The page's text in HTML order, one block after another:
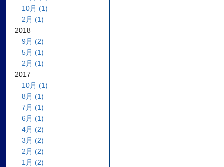
10月 (1)
2月 (1)
2018
9月 (2)
5月 (1)
2月 (1)
2017
10月 (1)
8月 (1)
7月 (1)
6月 (1)
4月 (2)
3月 (2)
2月 (2)
1月 (2)